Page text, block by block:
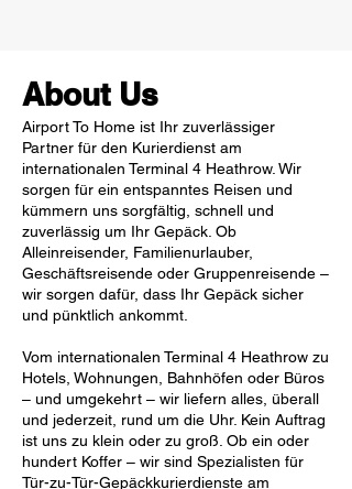
About Us
Airport To Home ist Ihr zuverlässiger
Partner für den Kurierdienst am
internationalen Terminal 4 Heathrow. Wir
sorgen für ein entspanntes Reisen und
kümmern uns sorgfältig, schnell und
zuverlässig um Ihr Gepäck. Ob
Alleinreisender, Familienurlauber,
Geschäftsreisende oder Gruppenreisende –
wir sorgen dafür, dass Ihr Gepäck sicher
und pünktlich ankommt.
Vom internationalen Terminal 4 Heathrow zu
Hotels, Wohnungen, Bahnhöfen oder Büros
– und umgekehrt – wir liefern alles, überall
und jederzeit, rund um die Uhr. Kein Auftrag
ist uns zu klein oder zu groß. Ob ein oder
hundert Koffer – wir sind Spezialisten für
Tür-zu-Tür-Gepäckkurierdienste am